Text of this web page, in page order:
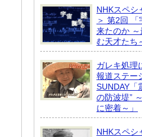
NHKスペシ
＞ 第2回 「
来たのか
む天才たち
ガレキ処理
報道ステー
SUNDAY「
の防波堤”
に密着～」
NHKスペシ